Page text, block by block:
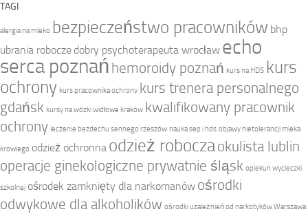
TAGI
alergia na mleko bezpieczeństwo pracowników bhp
ubrania robocze dobry psychoterapeuta wrocław echo
serca poznań hemoroidy poznań kurs na HDS kurs
ochrony kurs pracownika ochrony kurs trenera personalnego
gdańsk kursy na wózki widłowe kraków kwalifikowany pracownik
ochrony leczenie bezdechu sennego rzeszów nauka sep i hds objawy nietolerancji mleka
krowiego odzież ochronna odzież roboczaokulista lublin
operacje ginekologiczne prywatnie śląsk opiekun wycieczki
szkolnej ośrodek zamknięty dla narkomanów ośrodki
odwykowe dla alkoholików ośrodki uzależnień od narkotyków Warszawa